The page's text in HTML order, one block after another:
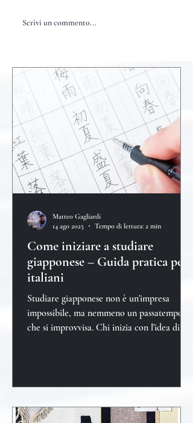
Scrivi un commento...
Come iniziare a studiare
giapponese – Guida pratica per
italiani
Studiare giapponese non è un'impresa
impossibile, ma nemmeno un passatempo
che si improvvisa. Chi inizia con l'idea di
Matteo Gagliardi
14 ago 2025
Tempo di lettura: 2 min